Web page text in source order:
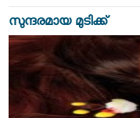
സുന്ദരമായ മുടിക്ക്‌